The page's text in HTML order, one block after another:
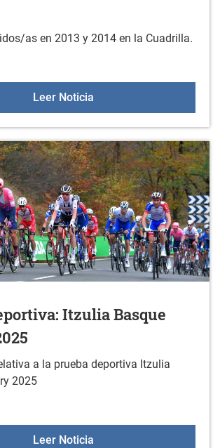
as en 2013 y 2014 en la Cuadrilla.
Leer NoticiaGORBEIALDEKO
Itzulia Basque
a la prueba deportiva Itzulia
2025
Leer NoticiaPrueba deportiva: Itzulia